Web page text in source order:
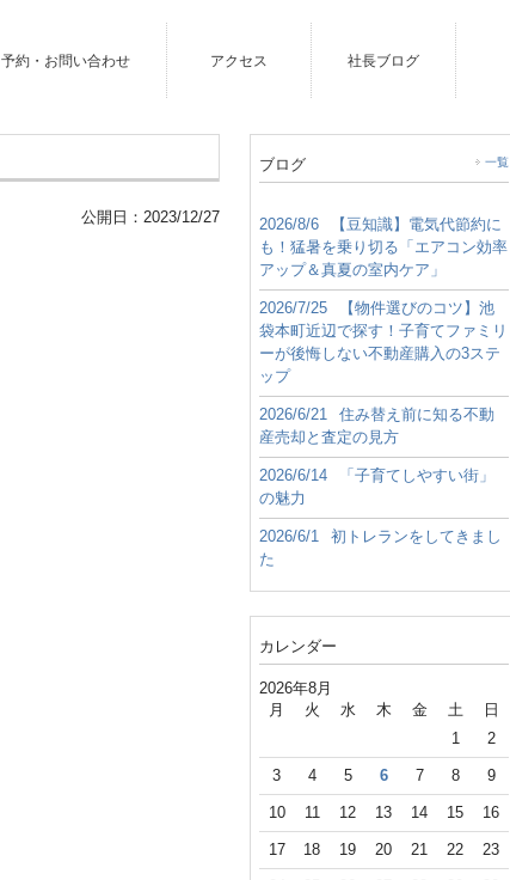
予約・お問い合わせ アクセス 社長ブログ
公開日： 2023/12/27
ブログ 一覧
2026/8/6
【豆知識】電気代節約に
も！猛暑を乗り切る「エアコン効率
アップ＆真夏の室内ケア」
2026/7/25
【物件選びのコツ】池
袋本町近辺で探す！子育てファミリ
ーが後悔しない不動産購入の3ステ
ップ
2026/6/21
住み替え前に知る不動
産売却と査定の見方
2026/6/14
「子育てしやすい街」
の魅力
2026/6/1
初トレランをしてきまし
た
カレンダー
2026年8月
月 火 水 木 金 土 日
1 2
3 4 5 6 7 8 9
10 11 12 13 14 15 16
17 18 19 20 21 22 23